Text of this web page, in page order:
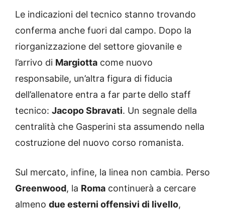
Le indicazioni del tecnico stanno trovando
conferma anche fuori dal campo. Dopo la
riorganizzazione del settore giovanile e
l’arrivo di Margiotta come nuovo
responsabile, un’altra figura di fiducia
dell’allenatore entra a far parte dello staff
tecnico: Jacopo Sbravati. Un segnale della
centralità che Gasperini sta assumendo nella
costruzione del nuovo corso romanista.
Sul mercato, infine, la linea non cambia. Perso
Greenwood, la Roma continuerà a cercare
almeno due esterni offensivi di livello,